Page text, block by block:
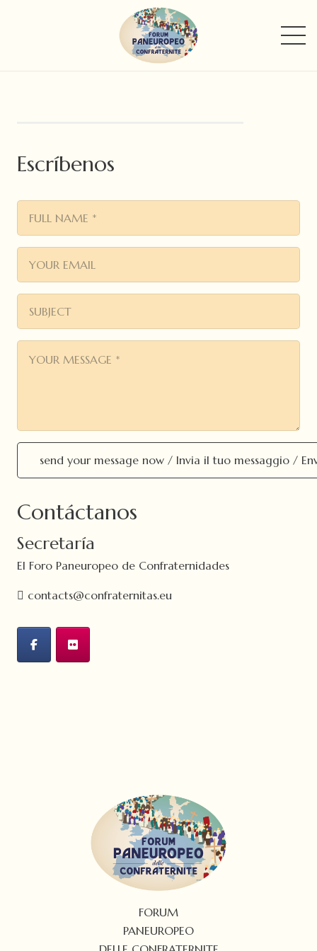
Escríbenos
Contáctanos
Secretaría
El Foro Paneuropeo de Confraternidades
contacts@confraternitas.eu
FORUM
PANEUROPEO